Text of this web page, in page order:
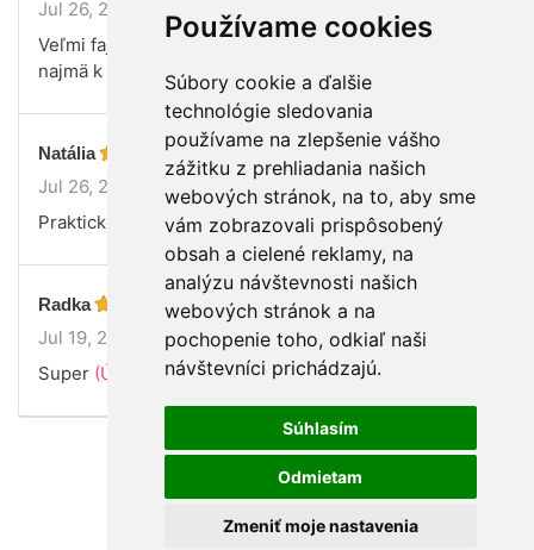
Používame cookies
Súbory cookie a ďalšie
technológie sledovania
používame na zlepšenie vášho
zážitku z prehliadania našich
webových stránok, na to, aby sme
vám zobrazovali prispôsobený
obsah a cielené reklamy, na
analýzu návštevnosti našich
webových stránok a na
pochopenie toho, odkiaľ naši
návštevníci prichádzajú.
Súhlasím
Odmietam
Zmeniť moje nastavenia
Jul 26, 2022
Veľmi fajn prednáška. Kopec užitočných informácií
najmä k dojčeniu.(Úspešný začiatok dojčenia)
Natália
Jul 26, 2022
Praktické rady.(Úspešný začiatok dojčenia)
Radka
Jul 19, 2022
Super (Úspešný začiatok dojčenia)